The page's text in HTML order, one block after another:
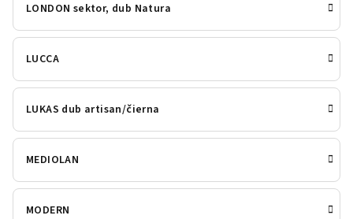
LONDON sektor, dub Natura
LUCCA
LUKAS dub artisan/čierna
MEDIOLAN
MODERN